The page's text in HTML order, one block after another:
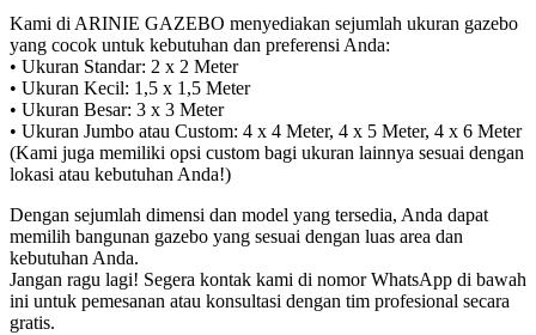
Kami di ARINIE GAZEBO menyediakan sejumlah ukuran gazebo
yang cocok untuk kebutuhan dan preferensi Anda:
• Ukuran Standar: 2 x 2 Meter
• Ukuran Kecil: 1,5 x 1,5 Meter
• Ukuran Besar: 3 x 3 Meter
• Ukuran Jumbo atau Custom: 4 x 4 Meter, 4 x 5 Meter, 4 x 6 Meter
(Kami juga memiliki opsi custom bagi ukuran lainnya sesuai dengan
lokasi atau kebutuhan Anda!)
Dengan sejumlah dimensi dan model yang tersedia, Anda dapat
memilih bangunan gazebo yang sesuai dengan luas area dan
kebutuhan Anda.
Jangan ragu lagi! Segera kontak kami di nomor WhatsApp di bawah
ini untuk pemesanan atau konsultasi dengan tim profesional secara
gratis.